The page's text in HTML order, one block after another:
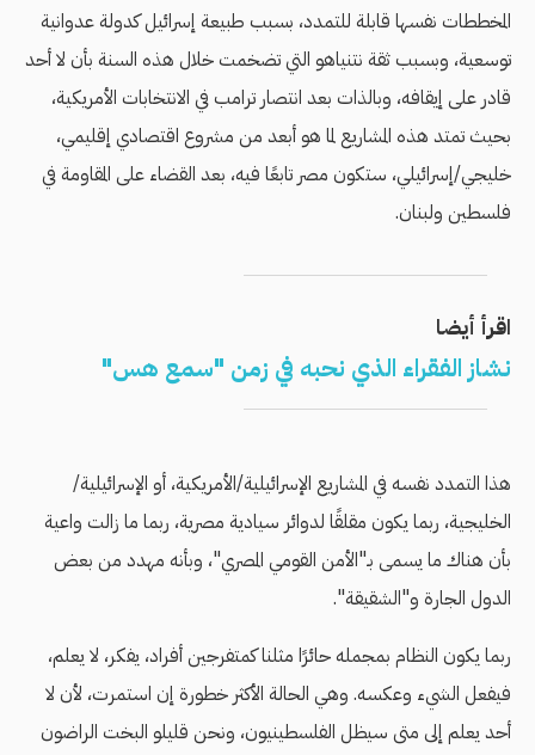
المخططات نفسها قابلة للتمدد، بسبب طبيعة إسرائيل كدولة عدوانية
توسعية، وبسبب ثقة نتنياهو التي تضخمت خلال هذه السنة بأن لا أحد
قادر على إيقافه، وبالذات بعد انتصار ترامب في الانتخابات الأمريكية،
بحيث تمتد هذه المشاريع لما هو أبعد من مشروع اقتصادي إقليمي،
خليجي/إسرائيلي، ستكون مصر تابعًا فيه، بعد القضاء على المقاومة في
فلسطين ولبنان.
اقرأ أيضا
نشاز الفقراء الذي نحبه في زمن "سمع هس"
هذا التمدد نفسه في المشاريع الإسرائيلية/الأمريكية، أو الإسرائيلية/
الخليجية، ربما يكون مقلقًا لدوائر سيادية مصرية، ربما ما زالت واعية
بأن هناك ما يسمى بـ"الأمن القومي المصري"، وبأنه مهدد من بعض
الدول الجارة و"الشقيقة".
ربما يكون النظام بمجمله حائرًا مثلنا كمتفرجين أفراد، يفكر، لا يعلم،
فيفعل الشيء وعكسه. وهي الحالة الأكثر خطورة إن استمرت، لأن لا
أحد يعلم إلى متى سيظل الفلسطينيون، ونحن قليلو البخت الراضون